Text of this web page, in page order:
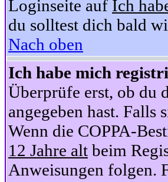
Loginseite auf Ich
du solltest dich bald
Nach oben
Ich habe mich
Überprüfe erst, ob du
angegeben hast.
Wenn die COPPA-
12 Jahre alt beim
Anweisungen folgen.